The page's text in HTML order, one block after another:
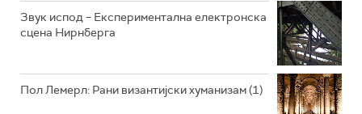
РАДИО ЏЕЗЕР
Звук испод – Експериментална електронска
сцена Нирнберга
Пол Лемерл: Рани византијски хуманизам (1)